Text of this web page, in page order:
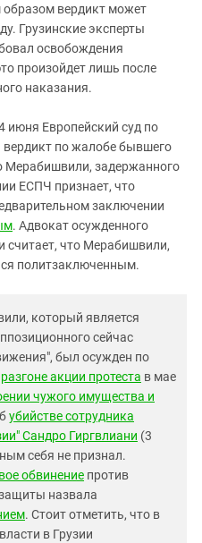
образом вердикт может
Грузинские эксперты
освобождения
произойдет лишь после
наказания.
июня Европейский суд по
по жалобе бывшего
Мерабишвили, задержанного
ЕСПЧ признает, что
заключении
. Адвокат осужденного
считает, что Мерабишвили,
политзаключенным.
который является
сейчас
был осужден по
разгоне акции протеста в мае
чужого имущества и
убийстве сотрудника
Сандро Гиргвлиани (3
себя не признал.
обвинение против
назвала
. Стоит отметить, что в
в Грузии